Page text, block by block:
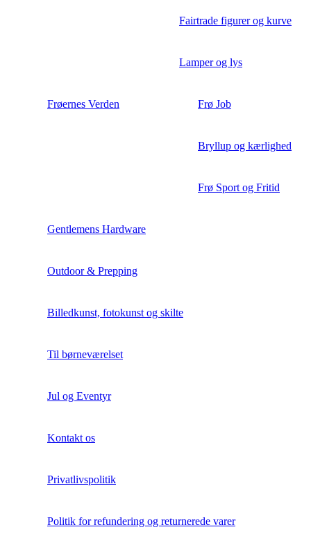
Fairtrade figurer og kurve
Lamper og lys
Frøernes Verden Frø Job
Bryllup og kærlighed
Frø Sport og Fritid
Gentlemens Hardware
Outdoor & Prepping
Billedkunst, fotokunst og skilte
Til børneværelset
Jul og Eventyr
Kontakt os
Privatlivspolitik
Politik for refundering og returnerede varer